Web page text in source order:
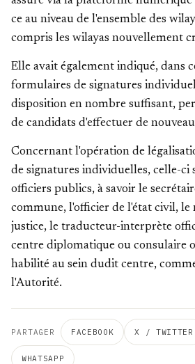
ce au niveau de l'ensemble des
compris les wilayas nouvellement
Elle avait également indiqué, dans
formulaires de signatures
disposition en nombre suffisant,
de candidats d'effectuer de
Concernant l'opération de
de signatures individuelles, celle-ci
officiers publics, à savoir le
commune, l'officier de l'état civil, le
justice, le traducteur-interprète
centre diplomatique ou consulaire
habilité au sein dudit centre,
l'Autorité.
PARTAGER FACEBOOK X / TWITTER
WHATSAPP